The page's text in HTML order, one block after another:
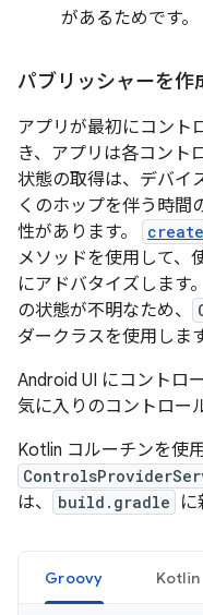
があるためです。
パブリッシャーを作
アプリが最初にコント
き、アプリは各コント
状態の取得は、デバイ
くのホップを伴う時間
性があります。
メソッドを使用して、
にアドバタイズします
の状態が不明なため、
ダークラスを使用します
Android UI にコントロ
気に入りのコントロー
Kotlin コルーチンを使
は、
build.gradle に
Groovy Kotlin